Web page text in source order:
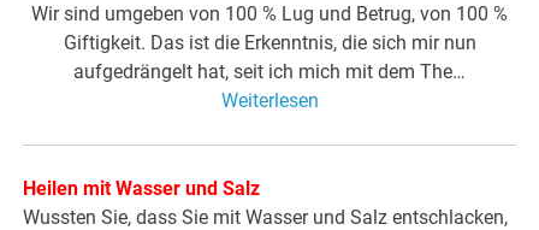
Wir sind umgeben von 100 % Lug und Betrug, von 100 %
Giftigkeit. Das ist die Erkenntnis, die sich mir nun
aufgedrängelt hat, seit ich mich mit dem The…
Weiterlesen
Heilen mit Wasser und Salz
Wussten Sie, dass Sie mit Wasser und Salz entschlacken,